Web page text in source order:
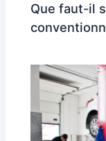
Que faut-il